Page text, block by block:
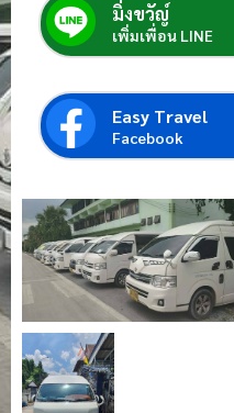
มิ่งขวัญ์
เพิ่มเพื่อน LINE
Easy Travel
Facebook